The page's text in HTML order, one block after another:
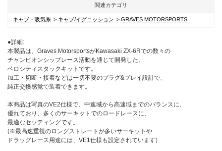
関連カテゴリ
キャブ・吸気系 キャブ/イグニッション GRAVES MOTORSPORTS
●詳細:
本製品は、Graves MotorsportsがKawasaki ZX-6Rでの数々の
チャンピオンシップレース活動を通じて開発した、
ベロシティスタックキットです。
加工・切断・接着などは一切不要のプラグ&プレイ設計で、
純正交換感覚で装着できます。
本商品は写真のVE2仕様で、中速域から高速域までのバランスに、
優れており、多くのサーキットでのロードレースに、
最適なセッティングです。
(※最高速重視のロングストレートが多いサーキットや
ドラッグレース用途には、VE1仕様も設定されています)